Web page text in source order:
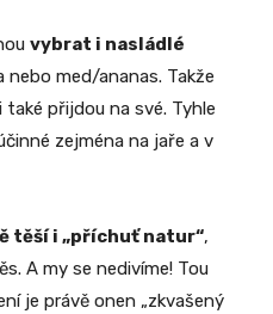
vybrat i nasládlé
med/ananas. Takže
také přijdou na své. Tyhle
zejména na jaře a v
těší i „příchuť natur“,
A my se nedivíme! Tou
je právě onen „zkvašený